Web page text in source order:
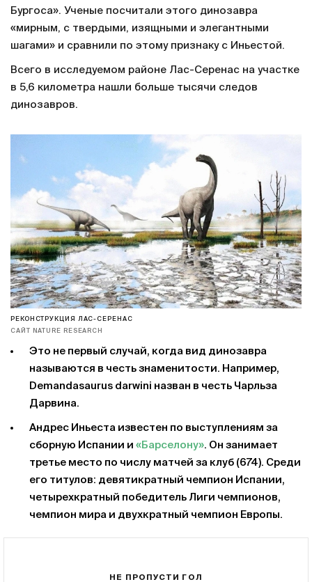
Бургоса». Ученые посчитали этого динозавра
«мирным, с твердыми, изящными и элегантными
шагами» и сравнили по этому признаку с Иньестой.
Всего в исследуемом районе Лас-Серенас на участке
в 5,6 километра нашли больше тысячи следов
динозавров.
РЕКОНСТРУКЦИЯ ЛАС-СЕРЕНАС
САЙТ NATURE RESEARCH
Это не первый случай, когда вид динозавра
называются в честь знаменитости. Например,
Demandasaurus darwini назван в честь Чарльза
Дарвина.
Андрес Иньеста известен по выступлениям за
сборную Испании и «Барселону». Он занимает
третье место по числу матчей за клуб (674). Среди
его титулов: девятикратный чемпион Испании,
четырехкратный победитель Лиги чемпионов,
чемпион мира и двухкратный чемпион Европы.
НЕ ПРОПУСТИ ГОЛ